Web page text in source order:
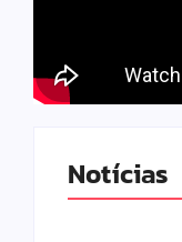
Notícias